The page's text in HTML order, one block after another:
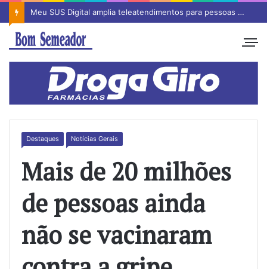
Meu SUS Digital amplia teleatendimentos para pessoas com problemas com jogos e apostas
Destaques Notícias Gerais
Mais de 20 milhões
de pessoas ainda
não se vacinaram